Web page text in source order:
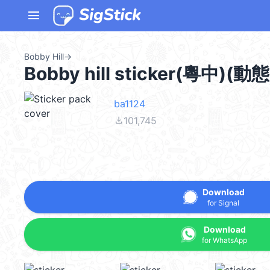
menu
Bobby Hill→
Bobby hill sticker(粵中)(動
ba1124
file_download101,745
Download
for Signal
Download
for WhatsApp